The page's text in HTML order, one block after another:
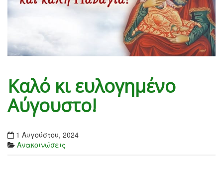
Καλό κι ευλογημένο
Αύγουστο!
1 Αυγούστου, 2024
Ανακοινώσεις